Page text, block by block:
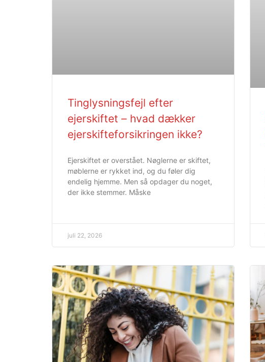
Tinglysningsfejl efter
ejerskiftet – hvad dækker
ejerskifteforsikringen ikke?
Ejerskiftet er overstået. Nøglerne er skiftet,
møblerne er rykket ind, og du føler dig
endelig hjemme. Men så opdager du noget,
der ikke stemmer. Måske
juli 22, 2026